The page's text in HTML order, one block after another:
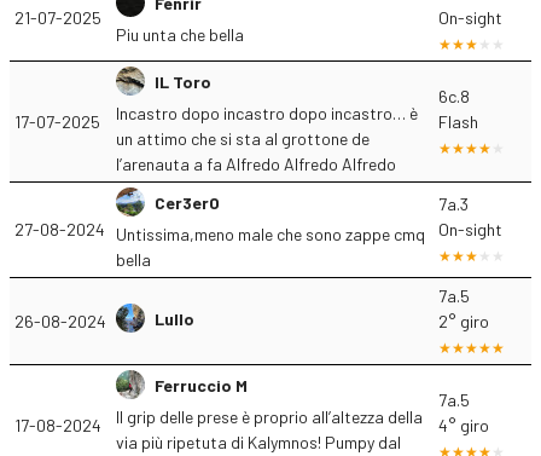
21-07-2025
Piu unta che bella
On-sight
17-07-2025
IL Toro
Incastro dopo incastro dopo incastro… è
un attimo che si sta al grottone de
l’arenauta a fa Alfredo Alfredo Alfredo
6c.8
Flash
27-08-2024
Cer3erO
Untissima,meno male che sono zappe cmq
bella
7a.3
On-sight
26-08-2024 Lullo
7a.5
2° giro
17-08-2024
Ferruccio M
Il grip delle prese è proprio all’altezza della
via più ripetuta di Kalymnos! Pumpy dal
7a.5
4° giro